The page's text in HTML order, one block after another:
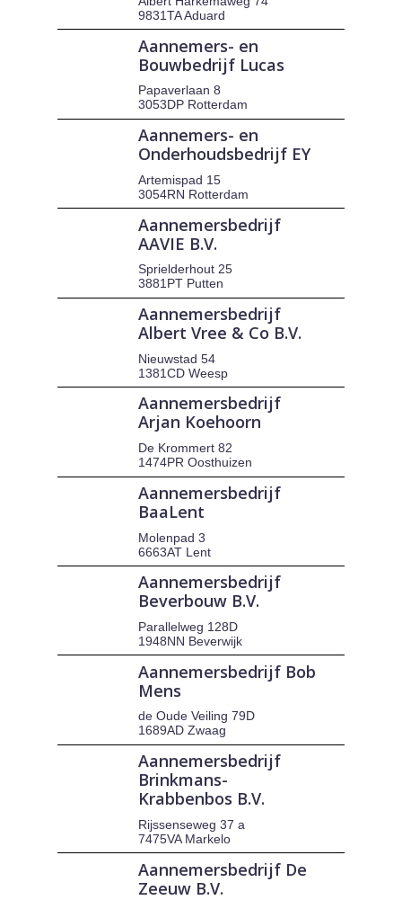
9831TA Aduard
Aannemers- en
Bouwbedrijf Lucas
Papaverlaan 8
3053DP Rotterdam
Aannemers- en
Onderhoudsbedrijf EY
Artemispad 15
3054RN Rotterdam
Aannemersbedrijf
AAVIE B.V.
Sprielderhout 25
3881PT Putten
Aannemersbedrijf
Albert Vree & Co B.V.
Nieuwstad 54
1381CD Weesp
Aannemersbedrijf
Arjan Koehoorn
De Krommert 82
1474PR Oosthuizen
Aannemersbedrijf
BaaLent
Molenpad 3
6663AT Lent
Aannemersbedrijf
Beverbouw B.V.
Parallelweg 128D
1948NN Beverwijk
Aannemersbedrijf Bob
Mens
de Oude Veiling 79D
1689AD Zwaag
Aannemersbedrijf
Brinkmans-
Krabbenbos B.V.
Rijssenseweg 37 a
7475VA Markelo
Aannemersbedrijf De
Zeeuw B.V.